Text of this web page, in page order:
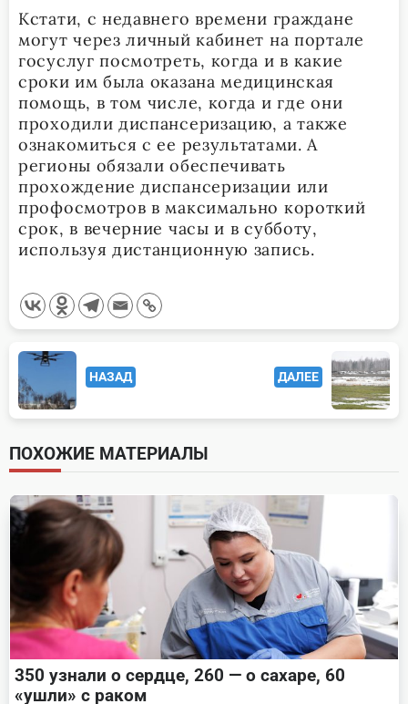
Кстати, с недавнего времени граждане
могут через личный кабинет на портале
госуслуг посмотреть, когда и в какие
сроки им была оказана медицинская
помощь, в том числе, когда и где они
проходили диспансеризацию, а также
ознакомиться с ее результатами. А
регионы обязали обеспечивать
прохождение диспансеризации или
профосмотров в максимально короткий
срок, в вечерние часы и в субботу,
используя дистанционную запись.
<span
class="nav-
subtitle
screen-
reader-
text">Page</span>
НАЗАД ДАЛЕЕ
ПОХОЖИЕ МАТЕРИАЛЫ
350 узнали о сердце, 260 — о сахаре, 60
«ушли» с раком